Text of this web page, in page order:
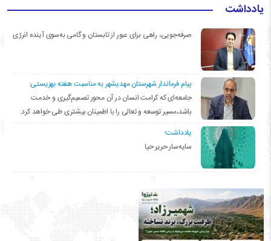
یادداشت
صرفه‌جویی، راهی برای عبور از تابستان و گامی به‌سوی آینده انرژی
پیام فرماندار شهرستان مهدیشهر به مناسبت هفته بهزیستی:
جامعه‌ای که کرامت انسان در آن محور تصمیم‌گیری و خدمت
باشد،مسیر توسعه و تعالی را با اطمینان بیشتری طی خواهد کرد.
یادداشت؛
سایه‌سار حریر حیا